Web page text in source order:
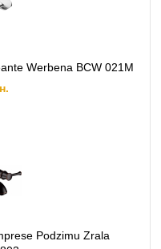
Werbena BCW 021M
Podzimu Zrala